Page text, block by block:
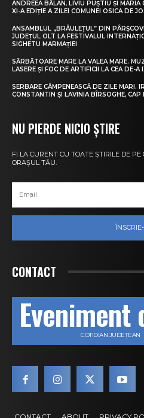
ANDREEA BĂLAN, LIVIU PUȘTIU ȘI MARIA
XI-A EDIȚIE A ZILEI COMUNEI OSICA DE
ANSAMBLUL „BRÂULEȚUL” DIN
JUDEȚUL OLT LA FESTIVALUL
SIGHETU MARMAȚIEI
SĂRBĂTOARE MARE LA VALEA MARE.
LASERE ȘI FOC DE ARTIFICII LA CEA DE-A
SERBARE CÂMPENEASCĂ DE ZILE MARI.
CONSTANTIN ȘI LAVINIA BÎRSOGHE,
NU PIERDE NICIO ȘTIRE
FI LA CURENT CU TOATE ȘTIRILE DE
ORAȘUL TĂU.
CONTACT
Eveniment
COTIDIAN JUDEȚEAN